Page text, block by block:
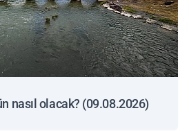
nasıl olacak? (09.08.2026)